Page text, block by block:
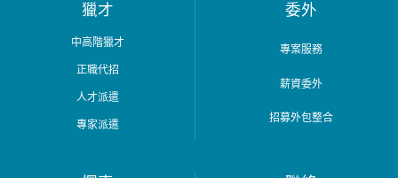
獵才
中高階獵才
正職代招
人才派遣
專家派遣
委外
專案服務
薪資委外
招募外包整合